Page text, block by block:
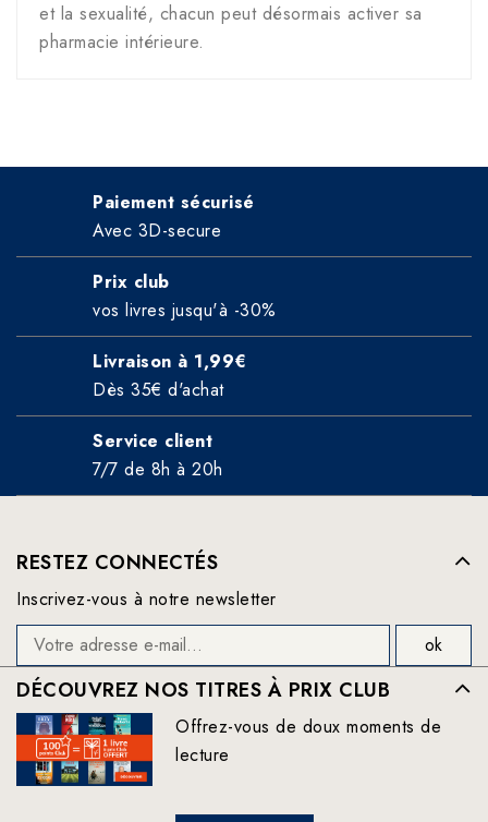
et la sexualité, chacun peut désormais activer sa
pharmacie intérieure.
Paiement sécurisé
Avec 3D-secure
Prix club
vos livres jusqu'à -30%
Livraison à 1,99€
Dès 35€ d'achat
Service client
7/7 de 8h à 20h
RESTEZ CONNECTÉS
Inscrivez-vous à notre newsletter
DÉCOUVREZ NOS TITRES À PRIX CLUB
Offrez-vous de doux moments de
lecture